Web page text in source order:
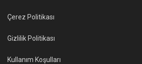
Çerez Politikası
Gizlilik Politikası
Kullanım Koşulları